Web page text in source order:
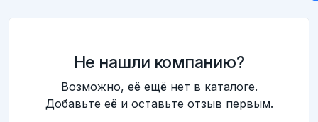
Не нашли компанию?
Возможно, её ещё нет в каталоге.
Добавьте её и оставьте отзыв первым.